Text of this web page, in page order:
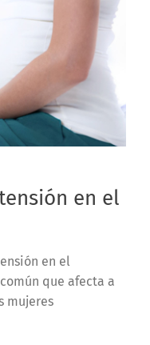
en el
en el
que afecta a
mujeres